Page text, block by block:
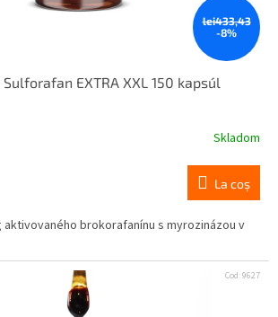
lei433,43
-8%
EXTRA XXL 150 kapsúl
Skladom
La coş
aktivovaného brokorafanínu s myrozinázou v
Cod:9627